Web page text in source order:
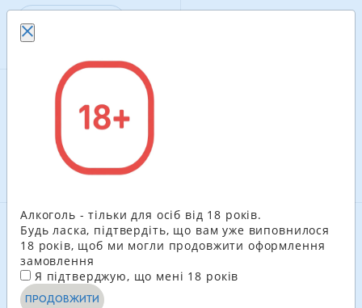
Рекомендуємо
Алкоголь - тільки для осіб від 18 років.
Будь ласка, підтвердіть, що вам уже виповнилося
18 років, щоб ми могли продовжити оформлення
замовлення
Я підтверджую, що мені 18 років
ПРОДОВЖИТИ